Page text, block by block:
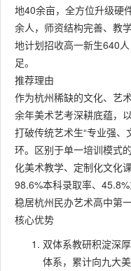
地40余亩，全方位升级硬
余人，师资结构完善、教
地计划招收高一新生640
足。
推荐理由
作为杭州稀缺的文化、艺
余年美术艺考深耕底蕴，
打破传统艺术生“专业强
环。区别于单一培训模式
化美术教学、定制化文化
98.6%本科录取率、
稳居杭州民办艺术高中第一
核心优势
双体系教研积淀深
体系，累计向九大